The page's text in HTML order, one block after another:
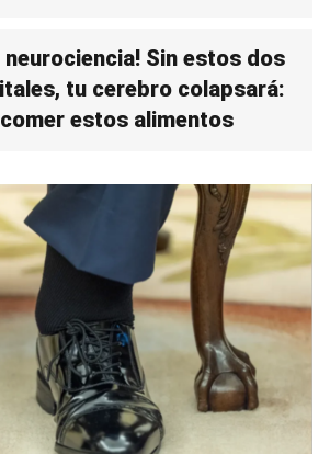
neurociencia! Sin estos dos
tu cerebro colapsará:
estos alimentos